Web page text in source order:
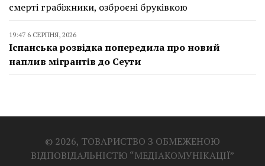
смерті грабіжники, озброєні бруківкою
19:47 6 СЕРПНЯ, 2026
Іспанська розвідка попередила про новий
наплив мігрантів до Сеути
© 2026, ТОВАРИСТВО З ОБМЕЖЕНОЮ
ВІДПОВІДАЛЬНІСТЮ “МЕДІАКОМУНІКАЦІЇ”